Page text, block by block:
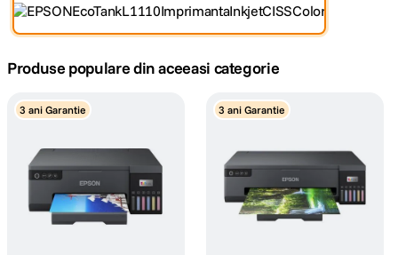
3. trepied telefon
7. card memorie
sony fx
Produse populare din aceeasi categorie
3 ani Garantie 3 ani Garantie